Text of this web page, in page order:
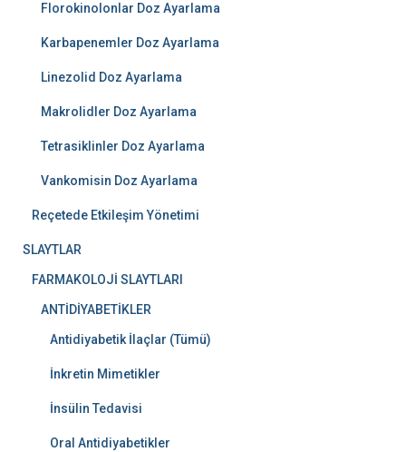
Florokinolonlar Doz Ayarlama
Karbapenemler Doz Ayarlama
Linezolid Doz Ayarlama
Makrolidler Doz Ayarlama
Tetrasiklinler Doz Ayarlama
Vankomisin Doz Ayarlama
Reçetede Etkileşim Yönetimi
SLAYTLAR
FARMAKOLOJİ SLAYTLARI
ANTİDİYABETİKLER
Antidiyabetik İlaçlar (Tümü)
İnkretin Mimetikler
İnsülin Tedavisi
Oral Antidiyabetikler